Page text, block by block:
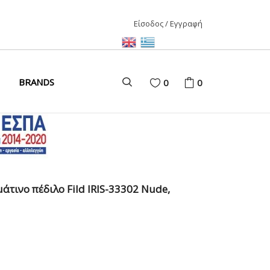
Είσοδος / Εγγραφή
BRANDS 0 0
πέδιλο Fild IRIS-33302 Nude,